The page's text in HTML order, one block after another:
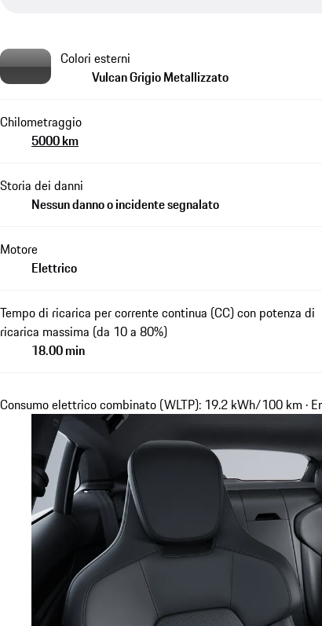
Colori esterni
Vulcan Grigio Metallizzato
Chilometraggio
5000 km
Storia dei danni
Nessun danno o incidente segnalato
Motore
Elettrico
Tempo di ricarica per corrente continua (CC) con potenza di
ricarica massima (da 10 a 80%)
18.00 min
Consumo elettrico combinato (WLTP): 19.2 kWh/100 km ·